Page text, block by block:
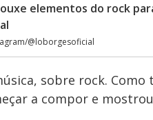
elementos do rock
@loborgesoficial
sobre rock.
a compor e